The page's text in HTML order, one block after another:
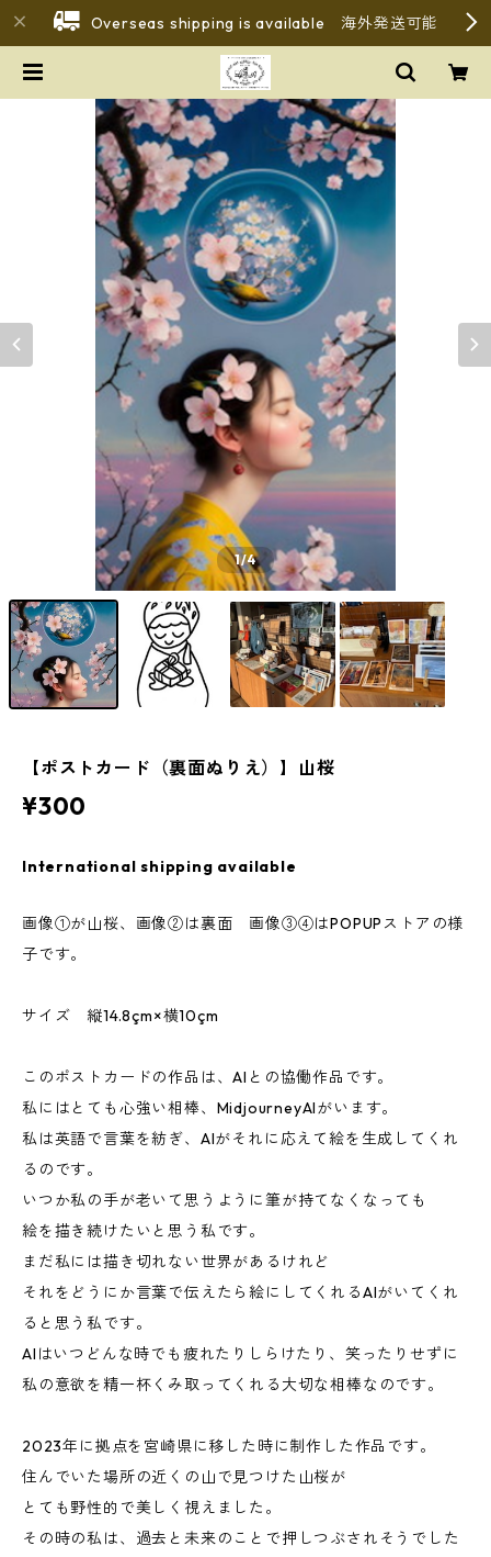
Overseas shipping is available 海外発送可能
1/4
【ポストカード（裏面ぬりえ）】山桜
¥300
International shipping available
画像①が山桜、画像②は裏面 画像③④はPOPUPストアの様
子です。
サイズ 縦14.8çm×横10çm
このポストカードの作品は、AIとの協働作品です。
私にはとても心強い相棒、MidjourneyAIがいます。
私は英語で言葉を紡ぎ、AIがそれに応えて絵を生成してくれ
るのです。
いつか私の手が老いて思うように筆が持てなくなっても
絵を描き続けたいと思う私です。
まだ私には描き切れない世界があるけれど
それをどうにか言葉で伝えたら絵にしてくれるAIがいてくれ
ると思う私です。
AIはいつどんな時でも疲れたりしらけたり、笑ったりせずに
私の意欲を精一杯くみ取ってくれる大切な相棒なのです。
2023年に拠点を宮崎県に移した時に制作した作品です。
住んでいた場所の近くの山で見つけた山桜が
とても野性的で美しく視えました。
その時の私は、過去と未来のことで押しつぶされそうでした